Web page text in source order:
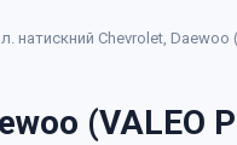
натискний Chevrolet, Daewoo
(VALEO